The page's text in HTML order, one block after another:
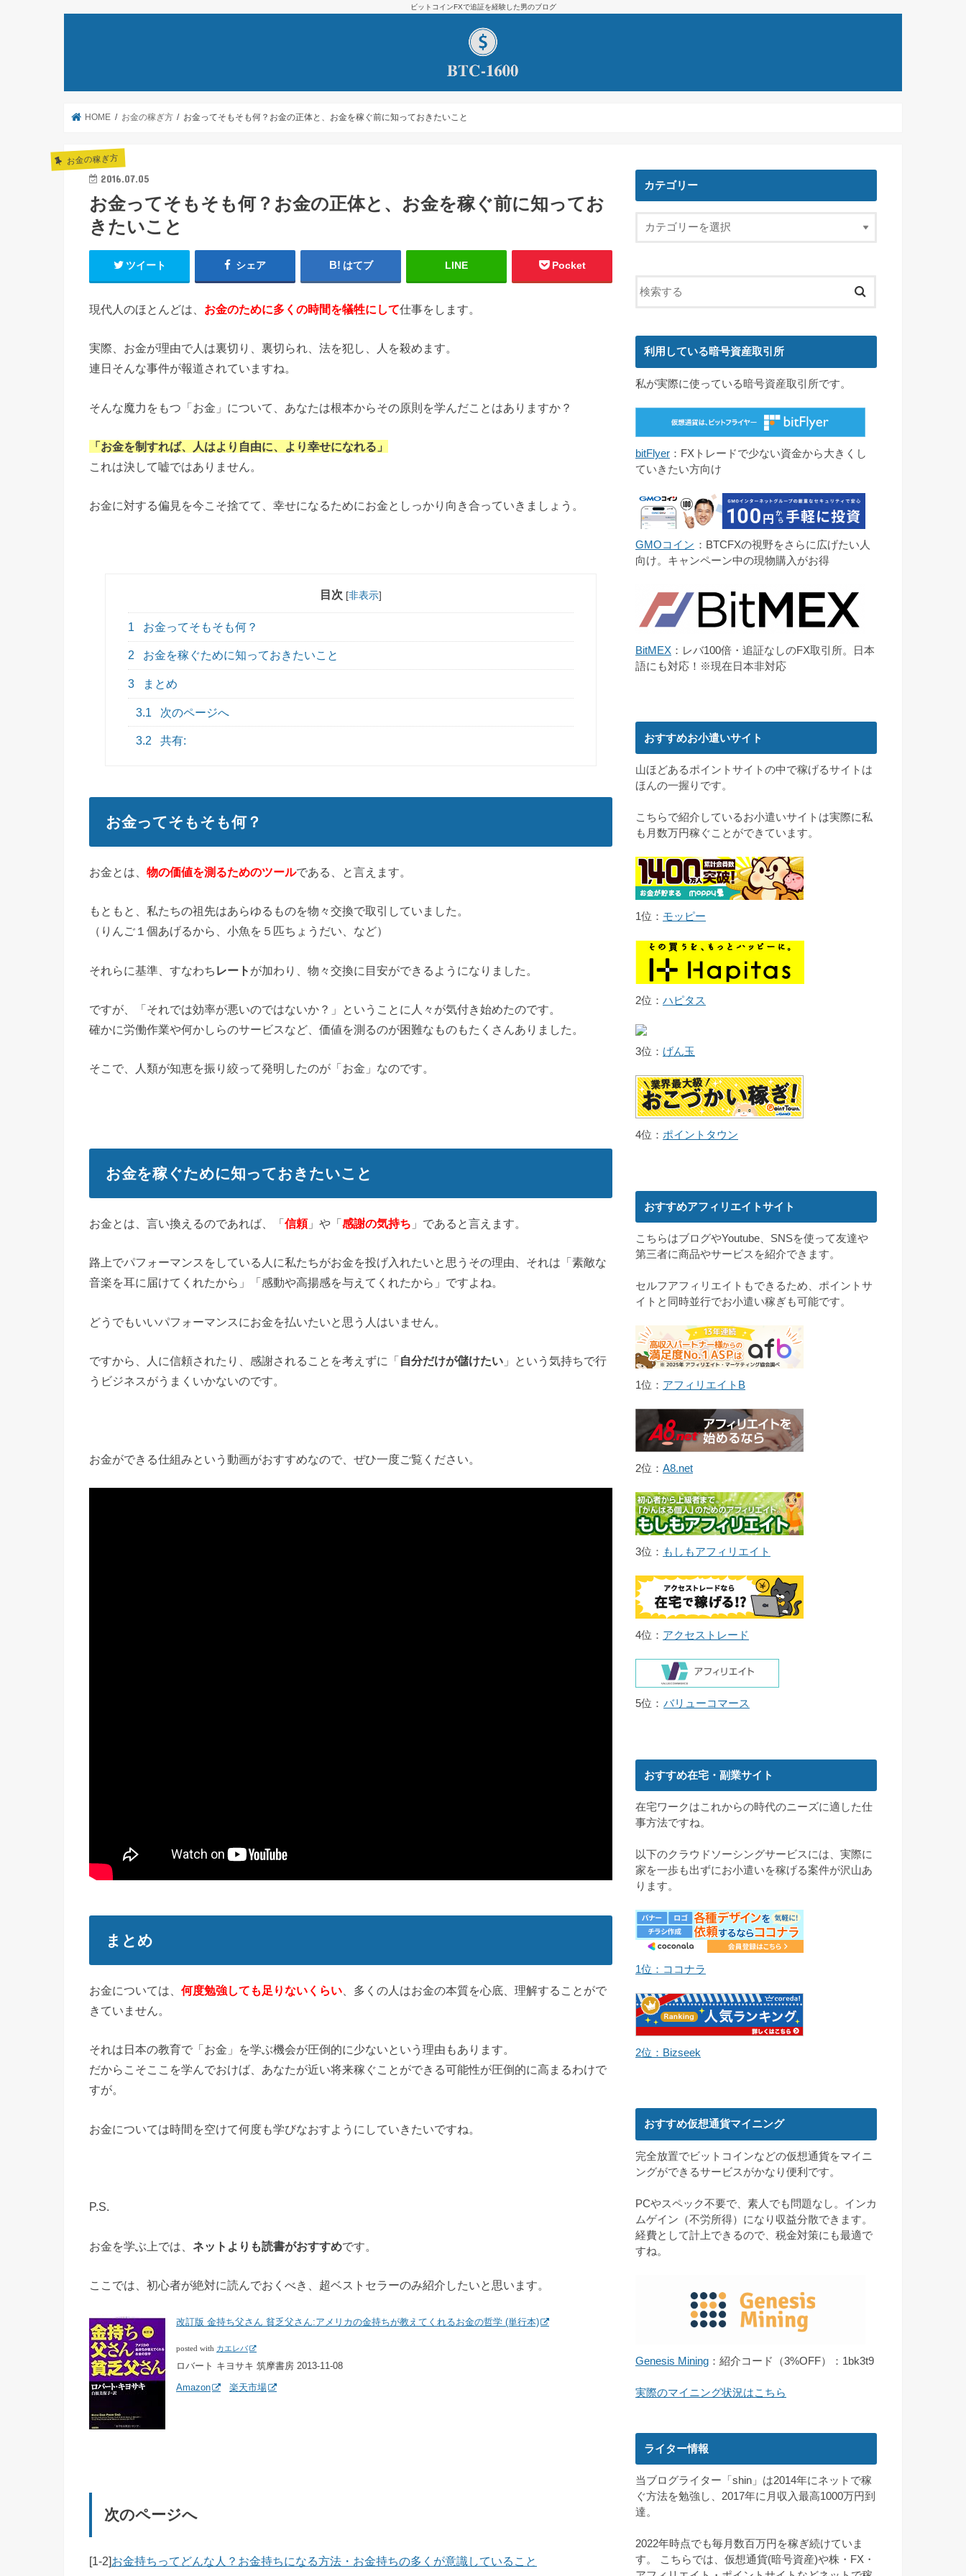
ビットコインFXで追証を経験した男のブログ
HOME お金の稼ぎ方 お金ってそもそも何？お金の正体と、お金を稼ぐ前に知っておきたいこと
お金の稼ぎ方
2016.07.05
お金ってそもそも何？お金の正体と、お金を稼ぐ前に知ってお
きたいこと
ツイート シェア はてブ LINE Pocket
現代人のほとんどは、 お金のために多くの時間を犠牲にして仕事をします。
実際、お金が理由で人は裏切り、裏切られ、法を犯し、人を殺めます。
連日そんな事件が報道されていますね。
そんな魔力をもつ「お金」について、あなたは根本からその原則を学んだことはありますか？
「お金を制すれば、人はより自由に、より幸せになれる」
これは決して嘘ではありません。
お金に対する偏見を今こそ捨てて、幸せになるためにお金としっかり向き合っていきましょう。
目次 [非表示]
1 お金ってそもそも何？
2 お金を稼ぐために知っておきたいこと
3 まとめ
3.1 次のページへ
3.2 共有:
お金ってそもそも何？
お金とは、 物の価値を測るためのツールである、と言えます。
もともと、私たちの祖先はあらゆるものを物々交換で取引していました。
（りんご１個あげるから、小魚を５匹ちょうだい、など）
それらに基準、すなわち レート が加わり、物々交換に目安ができるようになりました。
ですが、「それでは効率が悪いのではないか？」ということに人々が気付き始めたのです。
確かに労働作業や何かしらのサービスなど、価値を測るのが困難なものもたくさんありました。
そこで、人類が知恵を振り絞って発明したのが「お金」なのです。
お金を稼ぐために知っておきたいこと
お金とは、言い換えるのであれば、「信頼」や「感謝の気持ち 」であると言えます。
路上でパフォーマンスをしている人に私たちがお金を投げ入れたいと思うその理由、それは「素敵な
音楽を耳に届けてくれたから」「感動や高揚感を与えてくれたから」ですよね。
どうでもいいパフォーマンスにお金を払いたいと思う人はいません。
ですから、人に信頼されたり、感謝されることを考えずに「自分だけが儲けたい 」という気持ちで行
うビジネスがうまくいかないのです。
お金ができる仕組みという動画がおすすめなので、ぜひ一度ご覧ください。
まとめ
お金については、 何度勉強しても足りないくらい 、多くの人はお金の本質を心底、理解することがで
きていません。
それは日本の教育で「お金」を学ぶ機会が圧倒的に少ないという理由もあります。
だからこそここを学んでおけば、あなたが近い将来稼ぐことができる可能性が圧倒的に高まるわけで
すが。
お金については時間を空けて何度も学びなおすようにしていきたいですね。
P.S.
お金を学ぶ上では、 ネットよりも読書がおすすめです。
ここでは、初心者が絶対に読んでおくべき、超ベストセラーのみ紹介したいと思います。
改訂版 金持ち父さん 貧乏父さん:アメリカの金持ちが教えてくれるお金の哲学 (単行本)
posted with カエレバ
ロバート キヨサキ 筑摩書房 2013-11-08
Amazon
楽天市場
次のページへ
[1-2]お金持ちってどんな人？お金持ちになる方法・お金持ちの多くが意識していること
カテゴリー
利用している暗号資産取引所
私が実際に使っている暗号資産取引所です。
bitFlyer ：FXトレードで少ない資金から大きくし
ていきたい方向け
GMOコイン ：BTCFXの視野をさらに広げたい人
向け。キャンペーン中の現物購入がお得
BitMEX ：レバ100倍・追証なしのFX取引所。日本
語にも対応！※現在日本非対応
おすすめお小遣いサイト
山ほどあるポイントサイトの中で稼げるサイトは
ほんの一握りです。
こちらで紹介しているお小遣いサイトは実際に私
も月数万円稼ぐことができています。
1位： モッピー
2位： ハピタス
3位： げん玉
4位： ポイントタウン
おすすめアフィリエイトサイト
こちらはブログやYoutube、SNSを使って友達や
第三者に商品やサービスを紹介できます。
セルフアフィリエイトもできるため、ポイントサ
イトと同時並行でお小遣い稼ぎも可能です。
1位： アフィリエイトB
2位： A8.net
3位： もしもアフィリエイト
4位： アクセストレード
5位： バリューコマース
おすすめ在宅・副業サイト
在宅ワークはこれからの時代のニーズに適した仕
事方法ですね。
以下のクラウドソーシングサービスには、実際に
家を一歩も出ずにお小遣いを稼げる案件が沢山あ
ります。
1位：ココナラ
2位：Bizseek
おすすめ仮想通貨マイニング
完全放置でビットコインなどの仮想通貨をマイニ
ングができるサービスがかなり便利です。
PCやスペック不要で、素人でも問題なし。インカ
ムゲイン（不労所得）になり収益分散できます。
経費として計上できるので、税金対策にも最適で
すね。
Genesis Mining ：紹介コード（3%OFF）：1bk3t9
実際のマイニング状況はこちら
ライター情報
当ブログライター「shin」は2014年にネットで稼
ぐ方法を勉強し、2017年に月収入最高1000万円到
達。
2022年時点でも毎月数百万円を稼ぎ続けていま
す。 こちらでは、仮想通貨(暗号資産)や株・FX・